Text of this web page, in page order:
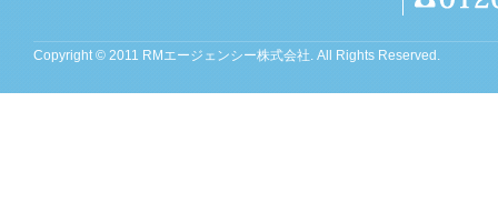
Copyright © 2011 RMエージェンシー株式会社. All Rights Reserved.